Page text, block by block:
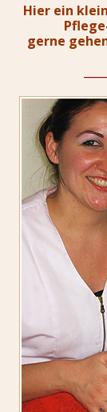
Hier ein
gerne